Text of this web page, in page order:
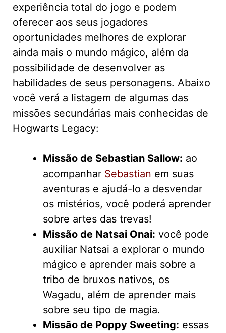
experiência total do jogo e podem
oferecer aos seus jogadores
oportunidades melhores de explorar
ainda mais o mundo mágico, além da
possibilidade de desenvolver as
habilidades de seus personagens. Abaixo
você verá a listagem de algumas das
missões secundárias mais conhecidas de
Hogwarts Legacy:
Missão de Sebastian Sallow: ao
acompanhar Sebastian em suas
aventuras e ajudá-lo a desvendar
os mistérios, você poderá aprender
sobre artes das trevas!
Missão de Natsai Onai: você pode
auxiliar Natsai a explorar o mundo
mágico e aprender mais sobre a
tribo de bruxos nativos, os
Wagadu, além de aprender mais
sobre seu tipo de magia.
Missão de Poppy Sweeting: essas